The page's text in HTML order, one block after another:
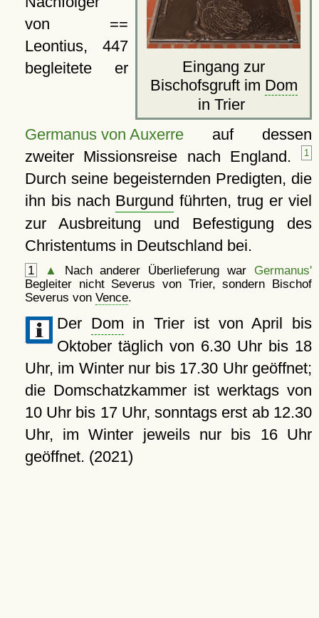
Eingang zur
Bischofsgruft im Dom
in Trier
von ==
Leontius, 447
begleitete er
Germanus von Auxerreauf dessen
zweiter Missionsreise nach England.
1
Durch seine begeisternden Predigten, die
ihn bis nach Burgund führten, trug er viel
zur Ausbreitung und Befestigung des
Christentums in Deutschland bei.
1 ▲ Nach anderer Überlieferung war Germanus'
Begleiter nicht Severus von Trier, sondern Bischof
Severus von Vence.
Der Dom in Trier ist von April bis
Oktober täglich von 6.30 Uhr bis 18
Uhr, im Winter nur bis 17.30 Uhr geöffnet;
die Domschatzkammer ist werktags von
10 Uhr bis 17 Uhr, sonntags erst ab 12.30
Uhr, im Winter jeweils nur bis 16 Uhr
geöffnet. (2021)